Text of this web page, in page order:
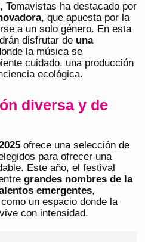
Tomavistas ha destacado por
, que apuesta por la
a un solo género. En esta
disfrutar de una
la música se
cuidado, una producción
ecológica.
diversa y de
ofrece una selección de
para ofrecer una
Este año, el festival
grandes nombres de la
emergentes,
un espacio donde la
con intensidad.